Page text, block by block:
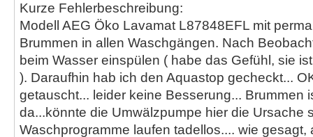
Kurze Fehlerbeschreibung:
Modell AEG Öko Lavamat L87848EFL mit
Brummen in allen Waschgängen. Nach
beim Wasser einspülen ( habe das Gefühl, sie
). Daraufhin hab ich den Aquastop gecheckt...
getauscht... leider keine Besserung... Brummen
da...könnte die Umwälzpumpe hier die Ursache
Waschprogramme laufen tadellos.... wie gesagt,